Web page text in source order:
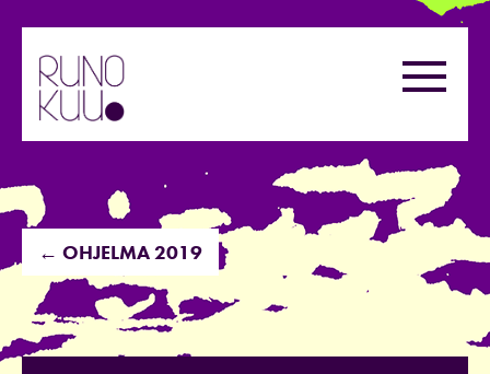
sisältöön
← OHJELMA 2019